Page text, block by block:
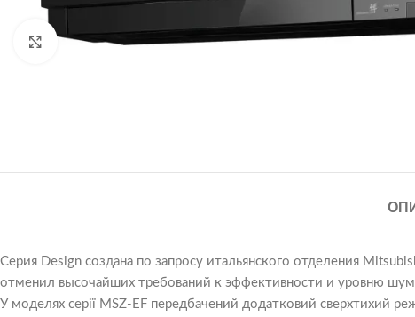
Натисніть, щоб збільшити
Серия Design создана по запросу итальянского отделения
отменил высочайших требований к эффективности и уровню
У моделях серії MSZ-EF передбачений додатковий сверхтихий